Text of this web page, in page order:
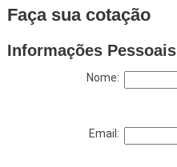
Faça sua cotação
Informações Pessoais
Nome:
Email: